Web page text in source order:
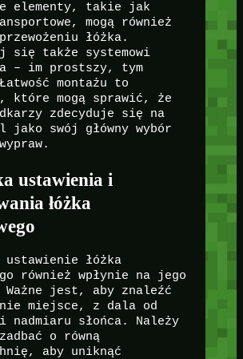
elementy, takie jak
mogą również
łóżka.
się także systemowi
– im prostszy, tym
montażu to
które mogą sprawić, że
zdecyduje się na
jako swój główny wybór
ustawienia i
łóżka
ustawienie łóżka
również wpłynie na jego
Ważne jest, aby znaleźć
miejsce, z dala od
słońca. Należy
o równą
aby uniknąć